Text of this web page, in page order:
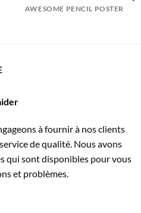
AWESOME PENCIL POSTER
à fournir à nos clients
de qualité. Nous avons
qui sont disponibles pour vous
et problèmes.